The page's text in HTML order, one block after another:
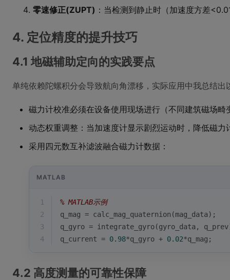
零速修正(ZUPT) ：当检测到静止时（加速度方差
4. 定位精度的提升技巧
4.1 地磁辅助定向的实践要点
单纯依赖陀螺积分会导致航向角漂移，实际应用中我总结出
磁力计校准必须在设备使用现场进行（不同建筑磁场畸
动态权重调整：当加速度计显示剧烈运动时，降低磁力
采用四元数互补滤波融合磁力计数据：
MATLAB
1
% MATLAB示例
2
q_mag = calc_mag_quaternion(mag_data);
3
q_gyro = integrate_gyro(gyro_data,
4
q_current = 0.98*q_gyro + 0.02*q_mag;
4.2 高度测量的可靠性保障